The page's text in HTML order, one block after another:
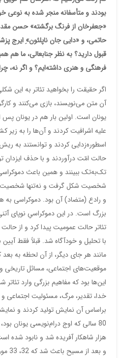
بودند و متأسفانه منجر شده به نوعی
«جعفرخان از فرنگ برگشته» حسن
حاتمی، و «دایی‌ جان ناپلئون»ِ ایرج
قبول دارید؟ به نظر جنابعالی، ما هم
فرهنگی و هنری داشته‌ایم؟ و اگر نه،
اگر حقیقت را بخواهید تئاتر به این
آن متن می‌نویسند، بازی می‌کنند و
یونان است. اولین بار هم در یونان پس
علیه اشرافیت کردند و آن‌ها را به زیر
اسطوره‌زدایی کردند و توانستند به
حالت امّت درآوردند و با حذف ایزدان
تک‌به‌تک ببینند و همین باعث
شخصیت شکل گرفت و نه‌تنها شخصیت
و رادع (متضاد) آن بود. دموکراسی به
بزرگ است. در این دموکراسیِ نوپای
تئاتر حالت عمومیت پیدا کرد و از
با تحلیل و خودآگاه شد. قبلاً فقط
مانند هر جای دیگر، از آن لحظه به
موقعیت‌های اجتماعی، مسائل تاریخی
این‌ها بود که مفاهیم بزرگی وارد
خدا، تقدیر، مرگ، مسئولیت اجتماعی
براساس آن نمایش تولید کردند و
هزار شاهکار آفریده شد و نابود شده
و